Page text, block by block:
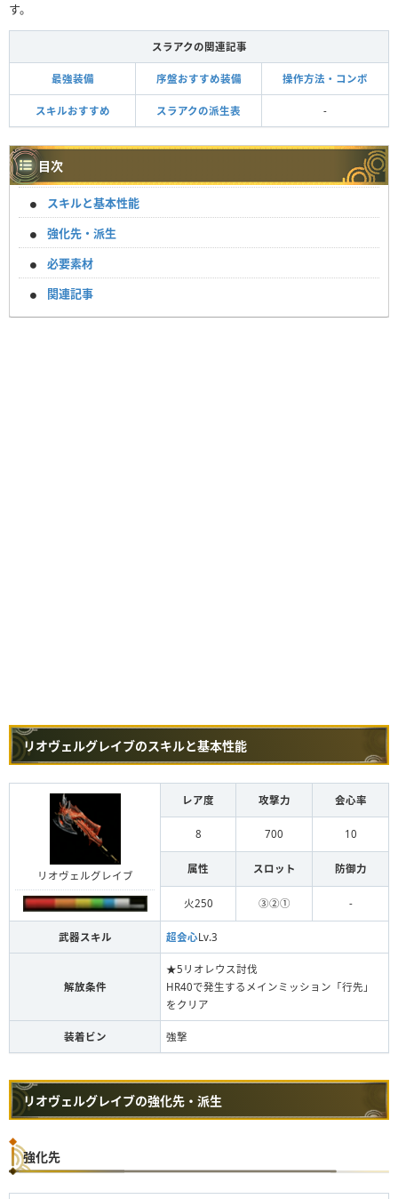
す。
スラアクの関連記事
最強装備 序盤おすすめ装備 操作方法・コンボ
スキルおすすめ スラアクの派生表 -
目次
スキルと基本性能
強化先・派生
必要素材
関連記事
リオヴェルグレイブのスキルと基本性能
リオヴェルグレイブ
レア度 攻撃力 会心率
8 700 10
属性 スロット 防御力
火250 ③②① -
武器スキル 超会心Lv.3
解放条件
★5リオレウス討伐
HR40で発生するメインミッション「行先」
をクリア
装着ビン 強撃
リオヴェルグレイブの強化先・派生
強化先